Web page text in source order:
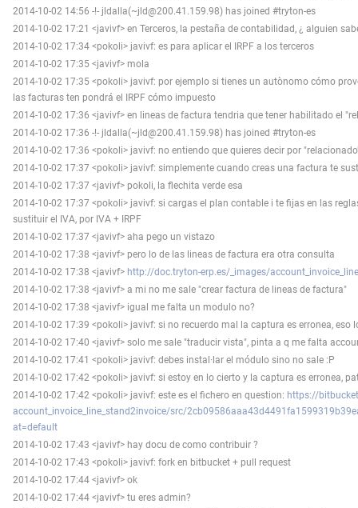
2014-10-02 14:56 -!- jldalla(~jld@200.41.159.98) has joined #tryton-es
2014-10-02 17:21 <javivf> en Terceros, la pestaña de contabilidad, ¿ alguien
2014-10-02 17:34 <pokoli> javivf: es para aplicar el IRPF a los terceros
2014-10-02 17:35 <javivf> mola
2014-10-02 17:35 <pokoli> javivf: por ejemplo si tienes un autònomo cómo
las facturas ten pondrá el IRPF cómo impuesto
2014-10-02 17:36 <javivf> en lineas de factura tendria que tener habilitado el
2014-10-02 17:36 -!- jldalla(~jld@200.41.159.98) has joined #tryton-es
2014-10-02 17:36 <pokoli> javivf: no entiendo que quieres decir por
2014-10-02 17:37 <pokoli> javivf: simplemente cuando creas una factura te
2014-10-02 17:37 <javivf> pokoli, la flechita verde esa
2014-10-02 17:37 <pokoli> javivf: si cargas el plan contable i te fijas en las
sustituir el IVA, por IVA + IRPF
2014-10-02 17:37 <javivf> aha pego un vistazo
2014-10-02 17:38 <javivf> pero lo de las lineas de factura era otra consulta
2014-10-02 17:38 <javivf> http://doc.tryton-erp.es/_images/
2014-10-02 17:38 <javivf> a mi no me sale "crear factura de lineas de factura"
2014-10-02 17:38 <javivf> igual me falta un modulo no?
2014-10-02 17:39 <pokoli> javivf: si no recuerdo mal la captura es erronea, eso
2014-10-02 17:40 <javivf> solo me sale "traducir vista", pinta a q me falta
2014-10-02 17:41 <pokoli> javivf: debes instal·lar el módulo sino no sale :P
2014-10-02 17:42 <pokoli> javivf: si estoy en lo cierto y la captura es erronea,
2014-10-02 17:42 <pokoli> javivf: este es el fichero en question: https://
account_invoice_line_stand2invoice/src/
at=default
2014-10-02 17:43 <javivf> hay docu de como contribuir ?
2014-10-02 17:43 <pokoli> javivf: fork en bitbucket + pull request
2014-10-02 17:44 <javivf> ok
2014-10-02 17:44 <javivf> tu eres admin?